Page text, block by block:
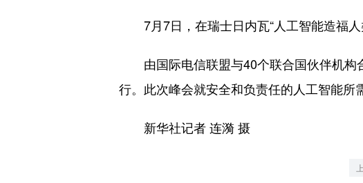
7月7日，在瑞士日内瓦“人工智能造福人
由国际电信联盟与40个联合国伙伴机构
行。此次峰会就安全和负责任的人工智能所
新华社记者 连漪 摄